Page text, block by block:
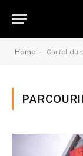
Home - Cartel du